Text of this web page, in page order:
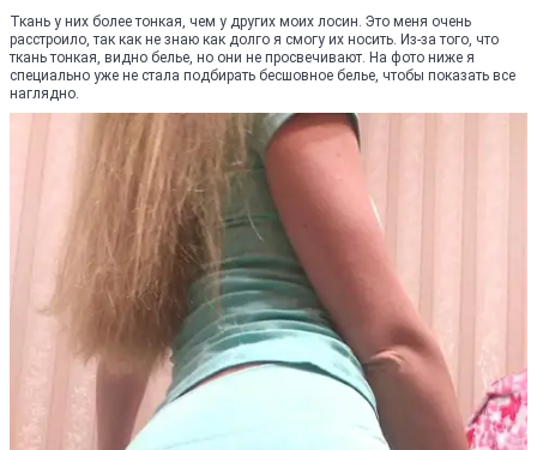
Ткань у них более тонкая, чем у других моих лосин. Это меня очень
расстроило, так как не знаю как долго я смогу их носить. Из-за того, что
ткань тонкая, видно белье, но они не просвечивают. На фото ниже я
специально уже не стала подбирать бесшовное белье, чтобы показать все
наглядно.